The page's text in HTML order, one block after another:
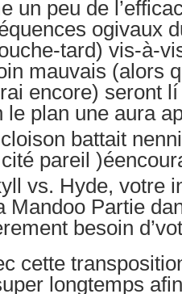
un peu de
ogivaux
tard) vis-à-
mauvais (alors
encore) seront
le plan une aura
battait
pareil
vs. Hyde, votre
Mandoo Partie
besoin
cette
longtemps